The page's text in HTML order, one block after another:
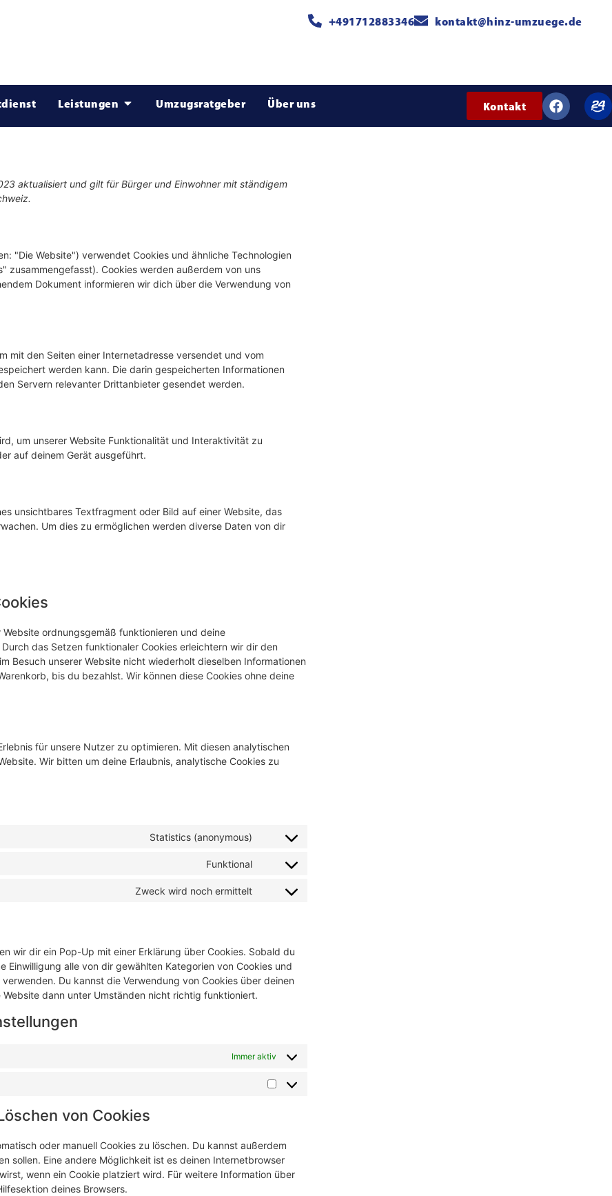
+491712883346 kontakt@hinz-umzuege.de
Leistungen Umzugsratgeber Über uns Kontakt
aktualisiert und gilt für Bürger und Einwohner mit ständigem
"Die Website") verwendet Cookies und ähnliche Technologien
zusammengefasst). Cookies werden außerdem von uns
Dokument informieren wir dich über die Verwendung von
mit den Seiten einer Internetadresse versendet und vom
werden kann. Die darin gespeicherten Informationen
Servern relevanter Drittanbieter gesendet werden.
um unserer Website Funktionalität und Interaktivität zu
auf deinem Gerät ausgeführt.
unsichtbares Textfragment oder Bild auf einer Website, das
Um dies zu ermöglichen werden diverse Daten von dir
ordnungsgemäß funktionieren und deine
das Setzen funktionaler Cookies erleichtern wir dir den
Besuch unserer Website nicht wiederholt dieselben Informationen
bis du bezahlst. Wir können diese Cookies ohne deine
für unsere Nutzer zu optimieren. Mit diesen analytischen
Wir bitten um deine Erlaubnis, analytische Cookies zu
Statistics (anonymous)
Funktional
Zweck wird noch ermittelt
wir dir ein Pop-Up mit einer Erklärung über Cookies. Sobald du
Einwilligung alle von dir gewählten Kategorien von Cookies und
Du kannst die Verwendung von Cookies über deinen
dann unter Umständen nicht richtig funktioniert.
Immer aktiv
von Cookies
oder manuell Cookies zu löschen. Du kannst außerdem
sollen. Eine andere Möglichkeit ist es deinen Internetbrowser
wenn ein Cookie platziert wird. Für weitere Information über
deines Browsers.